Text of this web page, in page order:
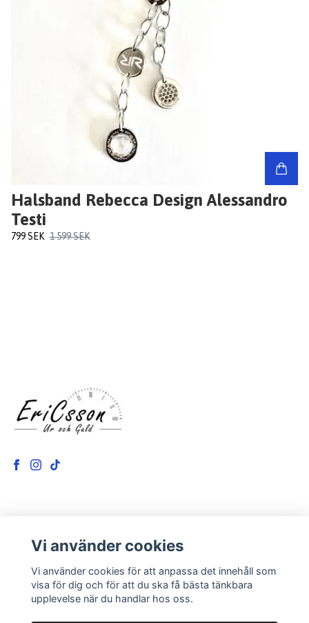
Halsband Rebecca Design Alessandro
Testi
799 SEK 1 599 SEK
Kontakt
Om oss
Vi använder cookies
Vi använder cookies för att anpassa det innehåll som
visa för dig och för att du ska få bästa tänkbara
upplevelse när du handlar hos oss.